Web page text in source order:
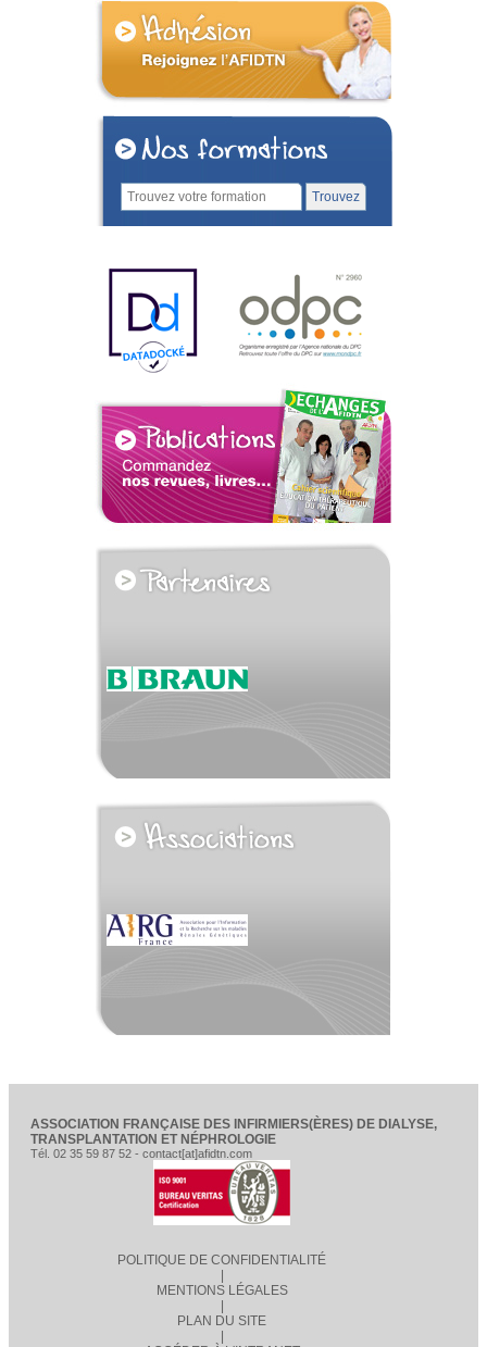
voir tous les partenaires
ASSOCIATION FRANÇAISE DES INFIRMIERS(ÈRES) DE DIALYSE,
TRANSPLANTATION ET NÉPHROLOGIE
Tél. 02 35 59 87 52 - contact[at]afidtn.com
POLITIQUE DE CONFIDENTIALITÉ
MENTIONS LÉGALES
PLAN DU SITE